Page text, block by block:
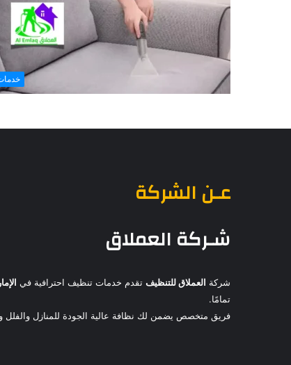
عـن الشركة
شـركة العملاق
شركة العملاق للتنظيف تقدم خدمات تنظيف احترافية في
تمامًا.
فريق متخصص يضمن لك نظافة عالية الجودة للمنازل والفلل